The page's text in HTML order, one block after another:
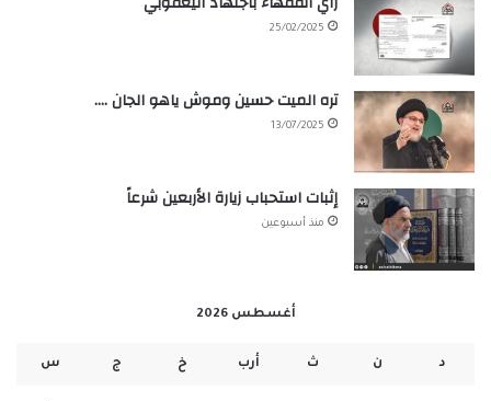
25/02/2025
تره الميت حسين وموش ياهو الجان ….
13/07/2025
إثبات استحباب زيارة الأربعين شرعاً
منذ أسبوعين
أغسطس 2026
د ن ث أرب خ ج س